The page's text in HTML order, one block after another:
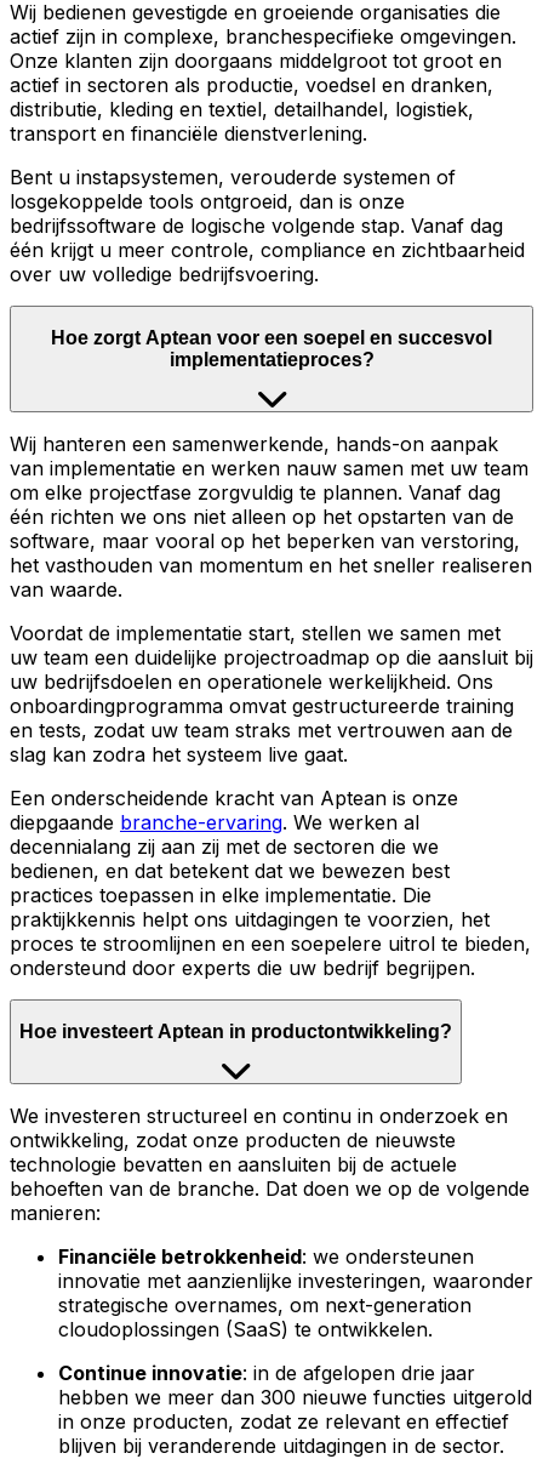
Wij bedienen gevestigde en groeiende organisaties die
actief zijn in complexe, branchespecifieke omgevingen.
Onze klanten zijn doorgaans middelgroot tot groot en
actief in sectoren als productie, voedsel en dranken,
distributie, kleding en textiel, detailhandel, logistiek,
transport en financiële dienstverlening.
Bent u instapsystemen, verouderde systemen of
losgekoppelde tools ontgroeid, dan is onze
bedrijfssoftware de logische volgende stap. Vanaf dag
één krijgt u meer controle, compliance en zichtbaarheid
over uw volledige bedrijfsvoering.
Hoe zorgt Aptean voor een soepel en succesvol
implementatieproces?
Wij hanteren een samenwerkende, hands-on aanpak
van implementatie en werken nauw samen met uw team
om elke projectfase zorgvuldig te plannen. Vanaf dag
één richten we ons niet alleen op het opstarten van de
software, maar vooral op het beperken van verstoring,
het vasthouden van momentum en het sneller realiseren
van waarde.
Voordat de implementatie start, stellen we samen met
uw team een duidelijke projectroadmap op die aansluit bij
uw bedrijfsdoelen en operationele werkelijkheid. Ons
onboardingprogramma omvat gestructureerde training
en tests, zodat uw team straks met vertrouwen aan de
slag kan zodra het systeem live gaat.
Een onderscheidende kracht van Aptean is onze
diepgaande branche-ervaring. We werken al
decennialang zij aan zij met de sectoren die we
bedienen, en dat betekent dat we bewezen best
practices toepassen in elke implementatie. Die
praktijkkennis helpt ons uitdagingen te voorzien, het
proces te stroomlijnen en een soepelere uitrol te bieden,
ondersteund door experts die uw bedrijf begrijpen.
Hoe investeert Aptean in productontwikkeling?
We investeren structureel en continu in onderzoek en
ontwikkeling, zodat onze producten de nieuwste
technologie bevatten en aansluiten bij de actuele
behoeften van de branche. Dat doen we op de volgende
manieren:
Financiële betrokkenheid: we ondersteunen
innovatie met aanzienlijke investeringen, waaronder
strategische overnames, om next-generation
cloudoplossingen (SaaS) te ontwikkelen.
Continue innovatie: in de afgelopen drie jaar
hebben we meer dan 300 nieuwe functies uitgerold
in onze producten, zodat ze relevant en effectief
blijven bij veranderende uitdagingen in de sector.